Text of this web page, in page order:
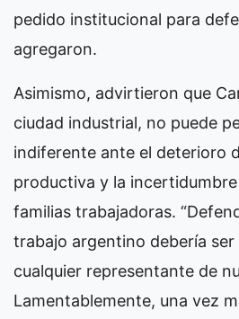
pedido institucional para
agregaron.
Asimismo, advirtieron que
ciudad industrial, no puede
indiferente ante el deterioro
productiva y la
familias trabajadoras.
trabajo argentino debería
cualquier representante de
Lamentablemente, una vez